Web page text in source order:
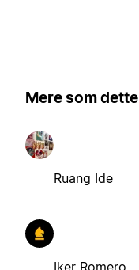
Mere som dette
Ruang Ide
Iker Romero